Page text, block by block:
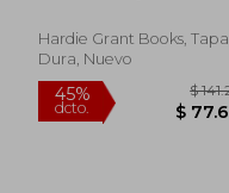
Hardie Grant Books, Tapa
Dura, Nuevo